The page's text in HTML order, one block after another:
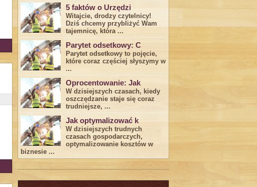
5 faktów o Urzędzi
Witajcie, drodzy czytelnicy!
Dziś chcemy przybliżyć ⁣Wam ​
tajemnicę,⁤ która ...
Parytet odsetkowy: C
Parytet odsetkowy to pojęcie,
które coraz częściej słyszymy w
...
Oprocentowanie: Jak
W dzisiejszych czasach, kiedy
‍oszczędzanie​ staje się coraz
trudniejsze,⁣ ...
Jak optymalizować k
W dzisiejszych trudnych⁤
czasach gospodarczych,
optymalizowanie ‌kosztów w
biznesie ...